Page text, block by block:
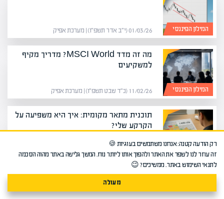
המילון הפיננסי 01/03/26 (י״ב אדר תשפ״ו) | מערכת אפיק
המילון הפיננסי
מה זה מדד MSCI World? מדריך מקיף
למשקיעים
11/02/26 (כ״ד שבט תשפ״ו) | מערכת אפיק
המילון הפיננסי
תוכנית מתאר מקומית: איך היא משפיעה על
הקרקע שלי?
28/01/26 (י׳ שבט תשפ״ו) | מערכת אפיק
מה זה היטל השבחה? המדריך המקיף
להיטל השבחה בישראל
רק הודעה קטנה: אנחנו משתמשים בעוגיות 🍪
זה עוזר לנו לשפר את האתר ולהפוך אותו ליותר נוח. המשך גלישה באתר מהוה הסכמה
לתנאי השימוש באתר. ממשיכים? 😉
מעולה